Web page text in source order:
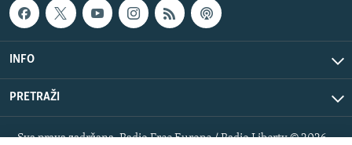
INFO
PRETRAŽI
Sva prava zadržana. Radio Free Europe / Radio Liberty © 2026